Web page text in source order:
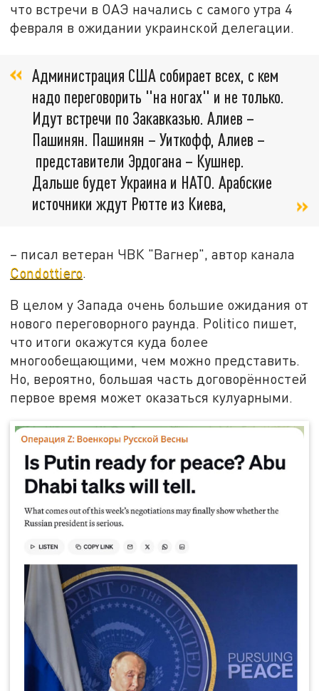
что встречи в ОАЭ начались с самого утра 4
февраля в ожидании украинской делегации.
Администрация США собирает всех, с кем
надо переговорить "на ногах" и не только.
Идут встречи по Закавказью. Алиев –
Пашинян. Пашинян – Уиткофф, Алиев –
представители Эрдогана – Кушнер.
Дальше будет Украина и НАТО. Арабские
источники ждут Рютте из Киева,
– писал ветеран ЧВК "Вагнер", автор канала
Condottiero.
В целом у Запада очень большие ожидания от
нового переговорного раунда. Politico пишет,
что итоги окажутся куда более
многообещающими, чем можно представить.
Но, вероятно, большая часть договорённостей
первое время может оказаться кулуарными.